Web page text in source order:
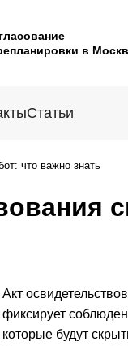
в
Статьи
что важно знать
Акт
фиксирует
которые будут